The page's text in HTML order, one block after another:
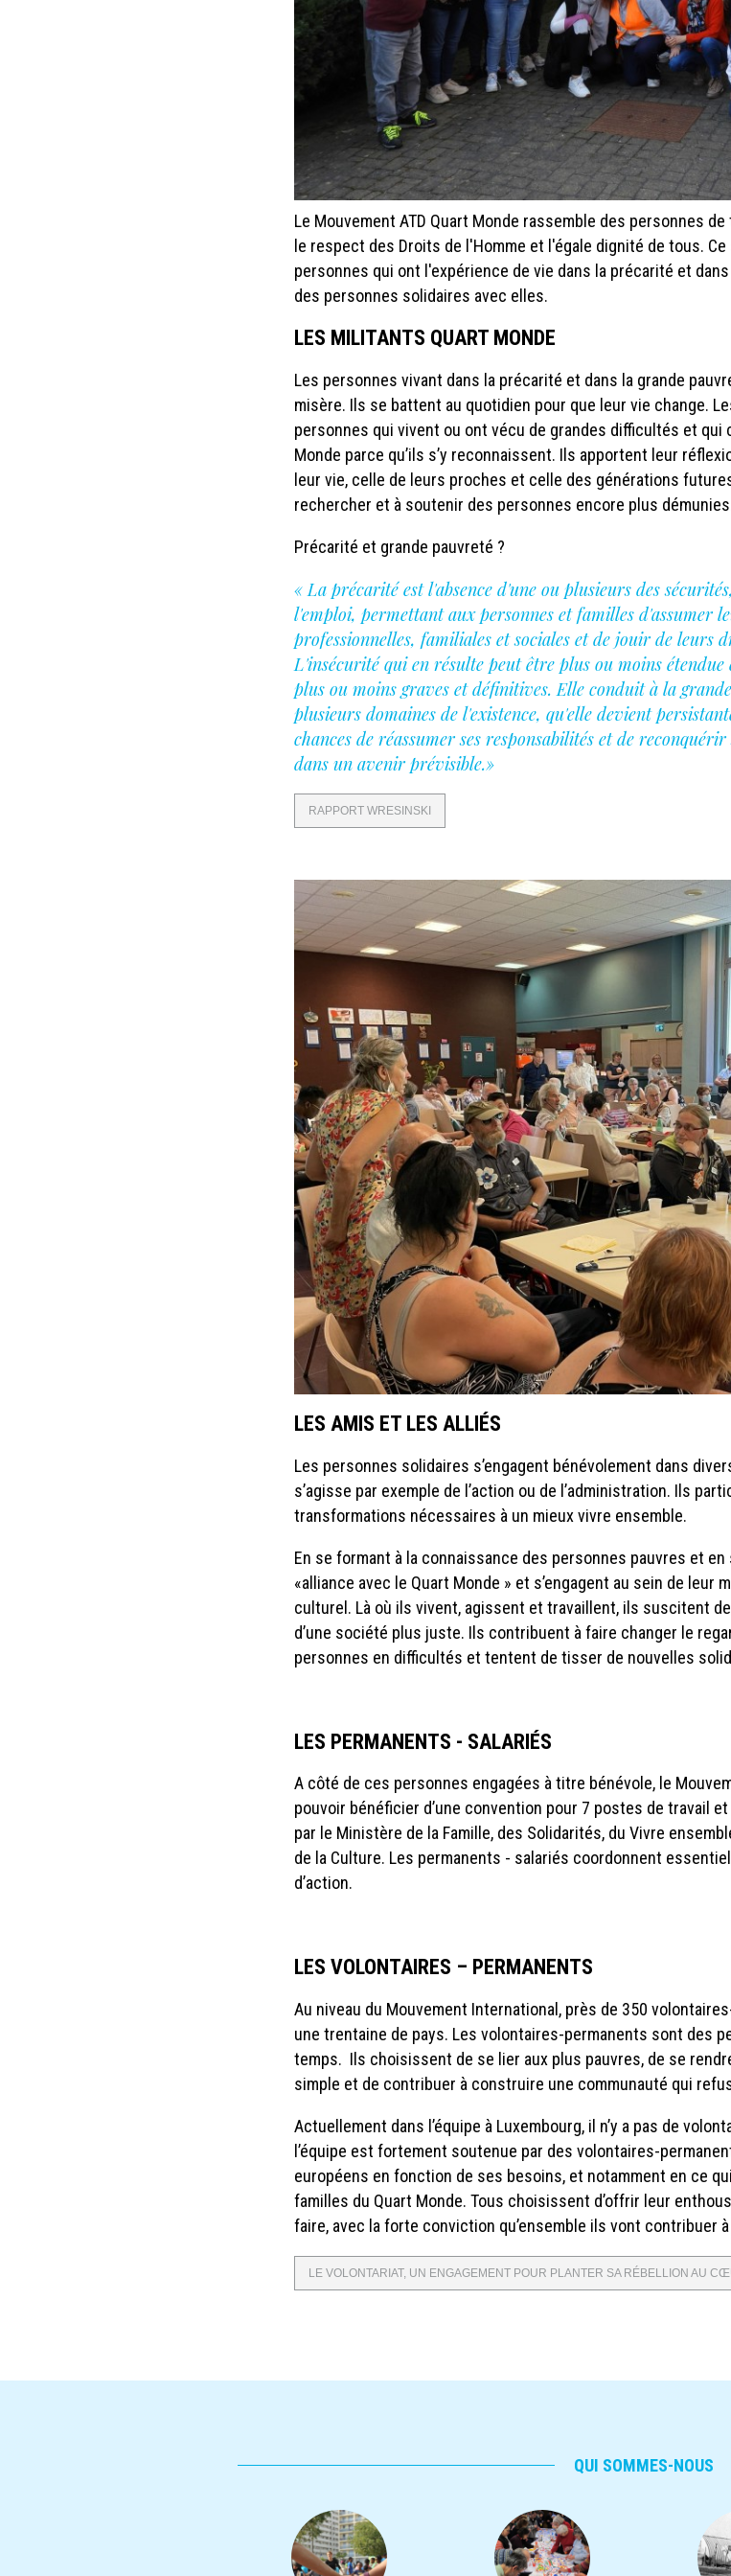
Le Mouvement ATD Quart Monde rassemble des personnes
le respect des Droits de l'Homme et l'égale dignité de tous.
personnes qui ont l'expérience de vie dans la précarité et
des personnes solidaires avec elles.
LES MILITANTS QUART MONDE
Les personnes vivant dans la précarité et dans la grande
misère. Ils se battent au quotidien pour que leur vie change.
personnes qui vivent ou ont vécu de grandes difficultés et qui
Monde parce qu’ils s’y reconnaissent. Ils apportent leur
leur vie, celle de leurs proches et celle des générations
rechercher et à soutenir des personnes encore plus
Précarité et grande pauvreté ?
« La précarité est l'absence d'une ou plusieurs des
l'emploi, permettant aux personnes et familles d'assumer
professionnelles, familiales et sociales et de jouir de leurs
L'insécurité qui en résulte peut être plus ou moins étendue
plus ou moins graves et définitives. Elle conduit à la
plusieurs domaines de l'existence, qu'elle devient
chances de réassumer ses responsabilités et de
dans un avenir prévisible.»
RAPPORT WRESINSKI
LES AMIS ET LES ALLIÉS
Les personnes solidaires s’engagent bénévolement dans
s’agisse par exemple de l’action ou de l’administration. Ils
transformations nécessaires à un mieux vivre ensemble.
En se formant à la connaissance des personnes pauvres et en
«alliance avec le Quart Monde » et s’engagent au sein de leur
culturel. Là où ils vivent, agissent et travaillent, ils suscitent
d’une société plus juste. Ils contribuent à faire changer le
personnes en difficultés et tentent de tisser de nouvelles
LES PERMANENTS - SALARIÉS
A côté de ces personnes engagées à titre bénévole, le
pouvoir bénéficier d’une convention pour 7 postes de travail
par le Ministère de la Famille, des Solidarités, du Vivre
de la Culture. Les permanents - salariés coordonnent
d’action.
LES VOLONTAIRES – PERMANENTS
Au niveau du Mouvement International, près de 350
une trentaine de pays. Les volontaires-permanents sont des
temps. Ils choisissent de se lier aux plus pauvres, de se
simple et de contribuer à construire une communauté qui
Actuellement dans l’équipe à Luxembourg, il n’y a pas de
l’équipe est fortement soutenue par des volontaires-
européens en fonction de ses besoins, et notamment en ce
familles du Quart Monde. Tous choisissent d’offrir leur
faire, avec la forte conviction qu’ensemble ils vont contribuer
LE VOLONTARIAT, UN ENGAGEMENT POUR PLANTER SA RÉBELLION AU
standard
QUI SOMMES-NOUS